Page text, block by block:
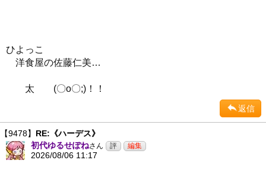
ひよっこ
洋食屋の佐藤仁美…
太 (〇o〇;)！！
返信
【9478】 RE:《ハーデス》
初代ゆるせぽねさん
2026/08/06 11:17